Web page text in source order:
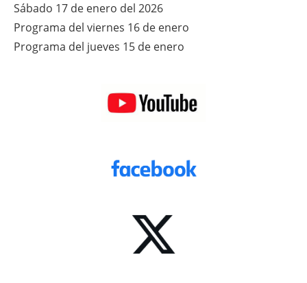
Sábado 17 de enero del 2026
Programa del viernes 16 de enero
Programa del jueves 15 de enero